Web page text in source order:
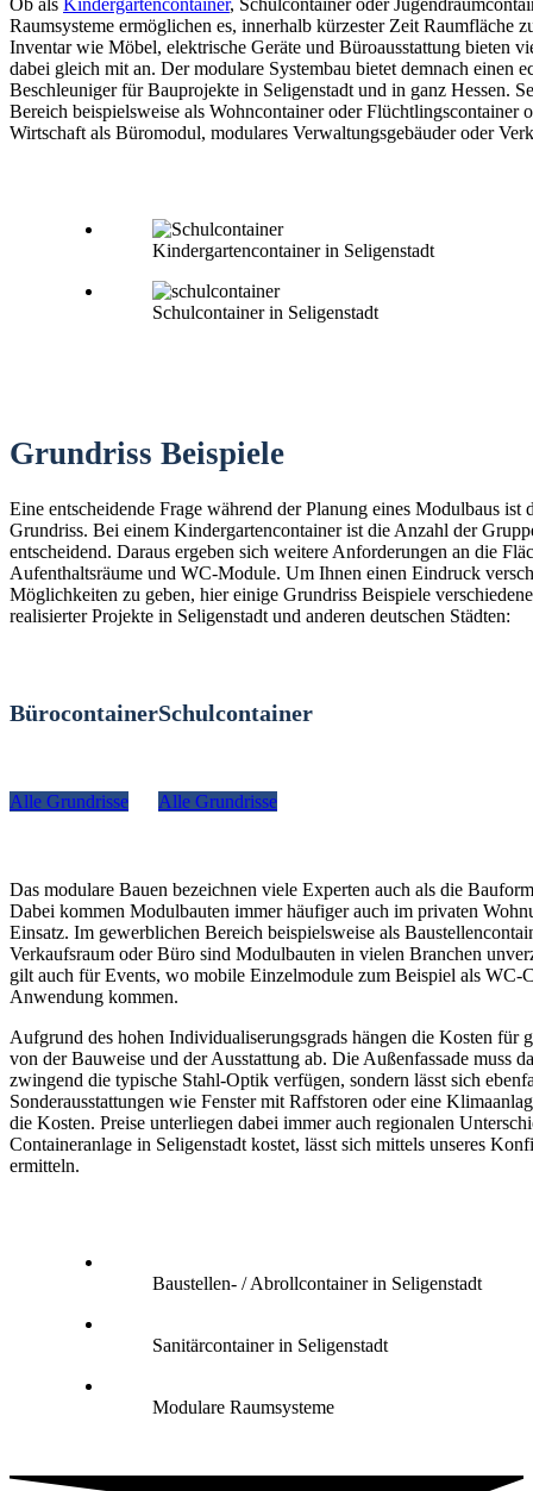
Raumsysteme ermöglichen es, innerhalb kürzester Zeit Raumfläche
Inventar wie Möbel, elektrische Geräte und Büroausstattung bieten
dabei gleich mit an. Der modulare Systembau bietet demnach einen
Beschleuniger für Bauprojekte in Seligenstadt und in ganz Hessen.
Bereich beispielsweise als Wohncontainer oder Flüchtlingscontainer
Wirtschaft als Büromodul, modulares Verwaltungsgebäuder oder
Kindergartencontainer in Seligenstadt
Schulcontainer in Seligenstadt
Grundriss Beispiele
Eine entscheidende Frage während der Planung eines Modulbaus ist
Grundriss. Bei einem Kindergartencontainer ist die Anzahl der
entscheidend. Daraus ergeben sich weitere Anforderungen an die
Aufenthaltsräume und WC-Module. Um Ihnen einen Eindruck
Möglichkeiten zu geben, hier einige Grundriss Beispiele
realisierter Projekte in Seligenstadt und anderen deutschen Städten:
Bürocontainer
Alle Grundrisse
Schulcontainer
Alle Grundrisse
Das modulare Bauen bezeichnen viele Experten auch als die
Dabei kommen Modulbauten immer häufiger auch im privaten
Einsatz. Im gewerblichen Bereich beispielsweise als
Verkaufsraum oder Büro sind Modulbauten in vielen Branchen
gilt auch für Events, wo mobile Einzelmodule zum Beispiel als WC-
Anwendung kommen.
Aufgrund des hohen Individualiserungsgrads hängen die Kosten für
von der Bauweise und der Ausstattung ab. Die Außenfassade muss
zwingend die typische Stahl-Optik verfügen, sondern lässt sich
Sonderausstattungen wie Fenster mit Raffstoren oder eine
die Kosten. Preise unterliegen dabei immer auch regionalen
Containeranlage in Seligenstadt kostet, lässt sich mittels unseres
ermitteln.
Baustellen- / Abrollcontainer in Seligenstadt
Sanitärcontainer in Seligenstadt
Modulare Raumsysteme